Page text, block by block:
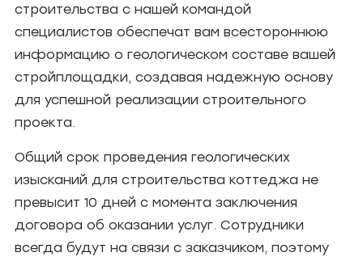
строительства с нашей командой
специалистов обеспечат вам всестороннюю
информацию о геологическом составе вашей
стройплощадки, создавая надежную основу
для успешной реализации строительного
проекта.
Общий срок проведения геологических
изысканий для строительства коттеджа не
превысит 10 дней с момента заключения
договора об оказании услуг. Сотрудники
всегда будут на связи с заказчиком, поэтому